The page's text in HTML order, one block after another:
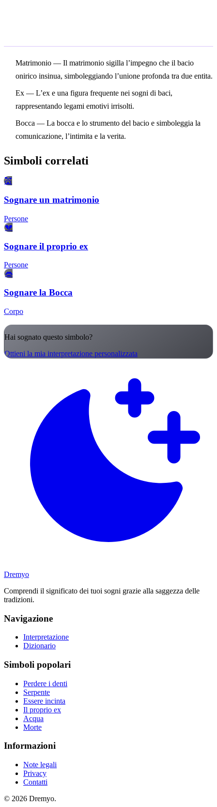
Matrimonio — Il matrimonio sigilla l’impegno che il bacio
onirico insinua, simboleggiando l’unione profonda tra due entita.
Ex — L’ex e una figura frequente nei sogni di baci,
rappresentando legami emotivi irrisolti.
Bocca — La bocca e lo strumento del bacio e simboleggia la
comunicazione, l’intimita e la verita.
Simboli correlati
💒
Sognare un matrimonio
Persone
💔
Sognare il proprio ex
Persone
👄
Sognare la Bocca
Corpo
Hai sognato questo simbolo?
Ottieni la mia interpretazione personalizzata
Dremyo
Comprendi il significato dei tuoi sogni grazie alla saggezza delle
tradizioni.
Navigazione
Interpretazione
Dizionario
Simboli popolari
Perdere i denti
Serpente
Essere incinta
Il proprio ex
Acqua
Morte
Informazioni
Note legali
Privacy
Contatti
© 2026 Dremyo.